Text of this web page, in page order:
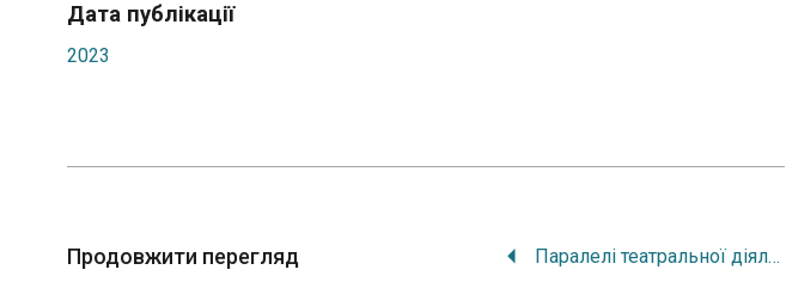
Дата публікації
2023
Продовжити перегляд Паралелі театральної діяльності Павла Вірського та Сержа Лифаря